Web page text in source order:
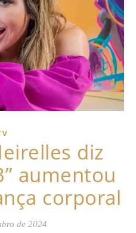
diz
aumentou
corporal
de 2024